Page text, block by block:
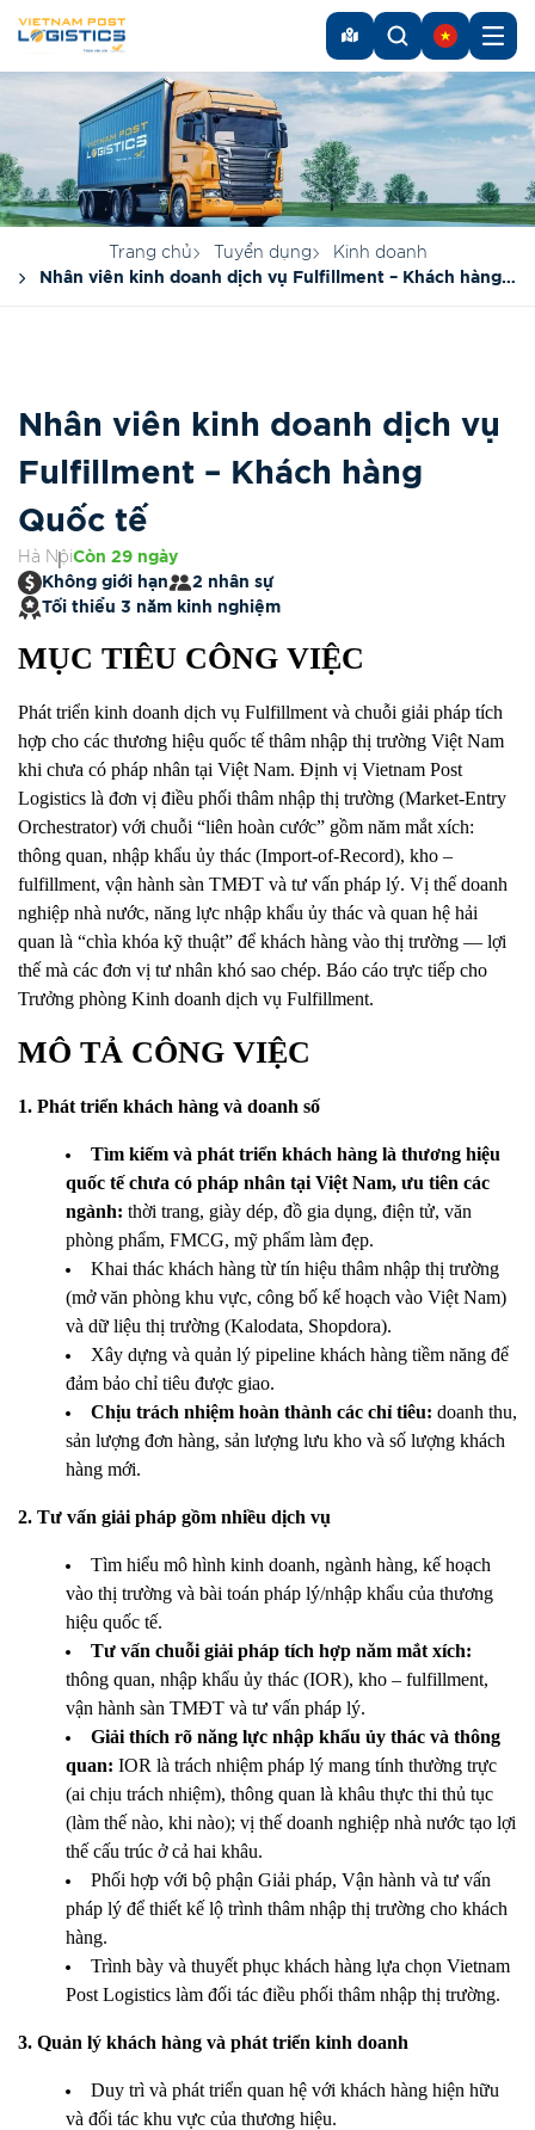
Trang chủ Tuyển dụng
Kinh doanh
Nhân viên kinh doanh dịch vụ Fulfillment – Khách hàng
Nhân viên kinh doanh dịch vụ
Fulfillment – Khách hàng
Quốc tế
Hà NộiCòn 29 ngày
Không giới hạn
2 nhân sự
Tối thiểu 3 năm kinh nghiệm
MỤC TIÊU CÔNG VIỆC
Phát triển kinh doanh dịch vụ Fulfillment và chuỗi giải pháp tích
hợp cho các thương hiệu quốc tế thâm nhập thị trường Việt Nam
khi chưa có pháp nhân tại Việt Nam. Định vị Vietnam Post
Logistics là đơn vị điều phối thâm nhập thị trường (Market-Entry
Orchestrator) với chuỗi “liên hoàn cước” gồm năm mắt xích:
thông quan, nhập khẩu ủy thác (Import-of-Record), kho –
fulfillment, vận hành sàn TMĐT và tư vấn pháp lý. Vị thế doanh
nghiệp nhà nước, năng lực nhập khẩu ủy thác và quan hệ hải
quan là “chìa khóa kỹ thuật” để khách hàng vào thị trường — lợi
thế mà các đơn vị tư nhân khó sao chép. Báo cáo trực tiếp cho
Trưởng phòng Kinh doanh dịch vụ Fulfillment.
MÔ TẢ CÔNG VIỆC
1. Phát triển khách hàng và doanh số
Tìm kiếm và phát triển khách hàng là thương hiệu
quốc tế chưa có pháp nhân tại Việt Nam, ưu tiên các
ngành: thời trang, giày dép, đồ gia dụng, điện tử, văn
phòng phẩm, FMCG, mỹ phẩm làm đẹp.
Khai thác khách hàng từ tín hiệu thâm nhập thị trường
(mở văn phòng khu vực, công bố kế hoạch vào Việt Nam)
và dữ liệu thị trường (Kalodata, Shopdora).
Xây dựng và quản lý pipeline khách hàng tiềm năng để
đảm bảo chỉ tiêu được giao.
Chịu trách nhiệm hoàn thành các chỉ tiêu: doanh thu,
sản lượng đơn hàng, sản lượng lưu kho và số lượng khách
hàng mới.
2. Tư vấn giải pháp gồm nhiều dịch vụ
Tìm hiểu mô hình kinh doanh, ngành hàng, kế hoạch
vào thị trường và bài toán pháp lý/nhập khẩu của thương
hiệu quốc tế.
Tư vấn chuỗi giải pháp tích hợp năm mắt xích:
thông quan, nhập khẩu ủy thác (IOR), kho – fulfillment,
vận hành sàn TMĐT và tư vấn pháp lý.
Giải thích rõ năng lực nhập khẩu ủy thác và thông
quan: IOR là trách nhiệm pháp lý mang tính thường trực
(ai chịu trách nhiệm), thông quan là khâu thực thi thủ tục
(làm thế nào, khi nào); vị thế doanh nghiệp nhà nước tạo lợi
thế cấu trúc ở cả hai khâu.
Phối hợp với bộ phận Giải pháp, Vận hành và tư vấn
pháp lý để thiết kế lộ trình thâm nhập thị trường cho khách
hàng.
Trình bày và thuyết phục khách hàng lựa chọn Vietnam
Post Logistics làm đối tác điều phối thâm nhập thị trường.
3. Quản lý khách hàng và phát triển kinh doanh
Duy trì và phát triển quan hệ với khách hàng hiện hữu
và đối tác khu vực của thương hiệu.